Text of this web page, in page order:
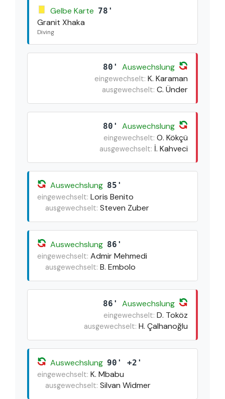
Gelbe Karte 78'
Granit Xhaka
Diving
80' Auswechslung
eingewechselt: K. Karaman
ausgewechselt: C. Ünder
80' Auswechslung
eingewechselt: O. Kökçü
ausgewechselt: İ. Kahveci
Auswechslung 85'
eingewechselt: Loris Benito
ausgewechselt: Steven Zuber
Auswechslung 86'
eingewechselt: Admir Mehmedi
ausgewechselt: B. Embolo
86' Auswechslung
eingewechselt: D. Toköz
ausgewechselt: H. Çalhanoğlu
Auswechslung 90' +2'
eingewechselt: K. Mbabu
ausgewechselt: Silvan Widmer